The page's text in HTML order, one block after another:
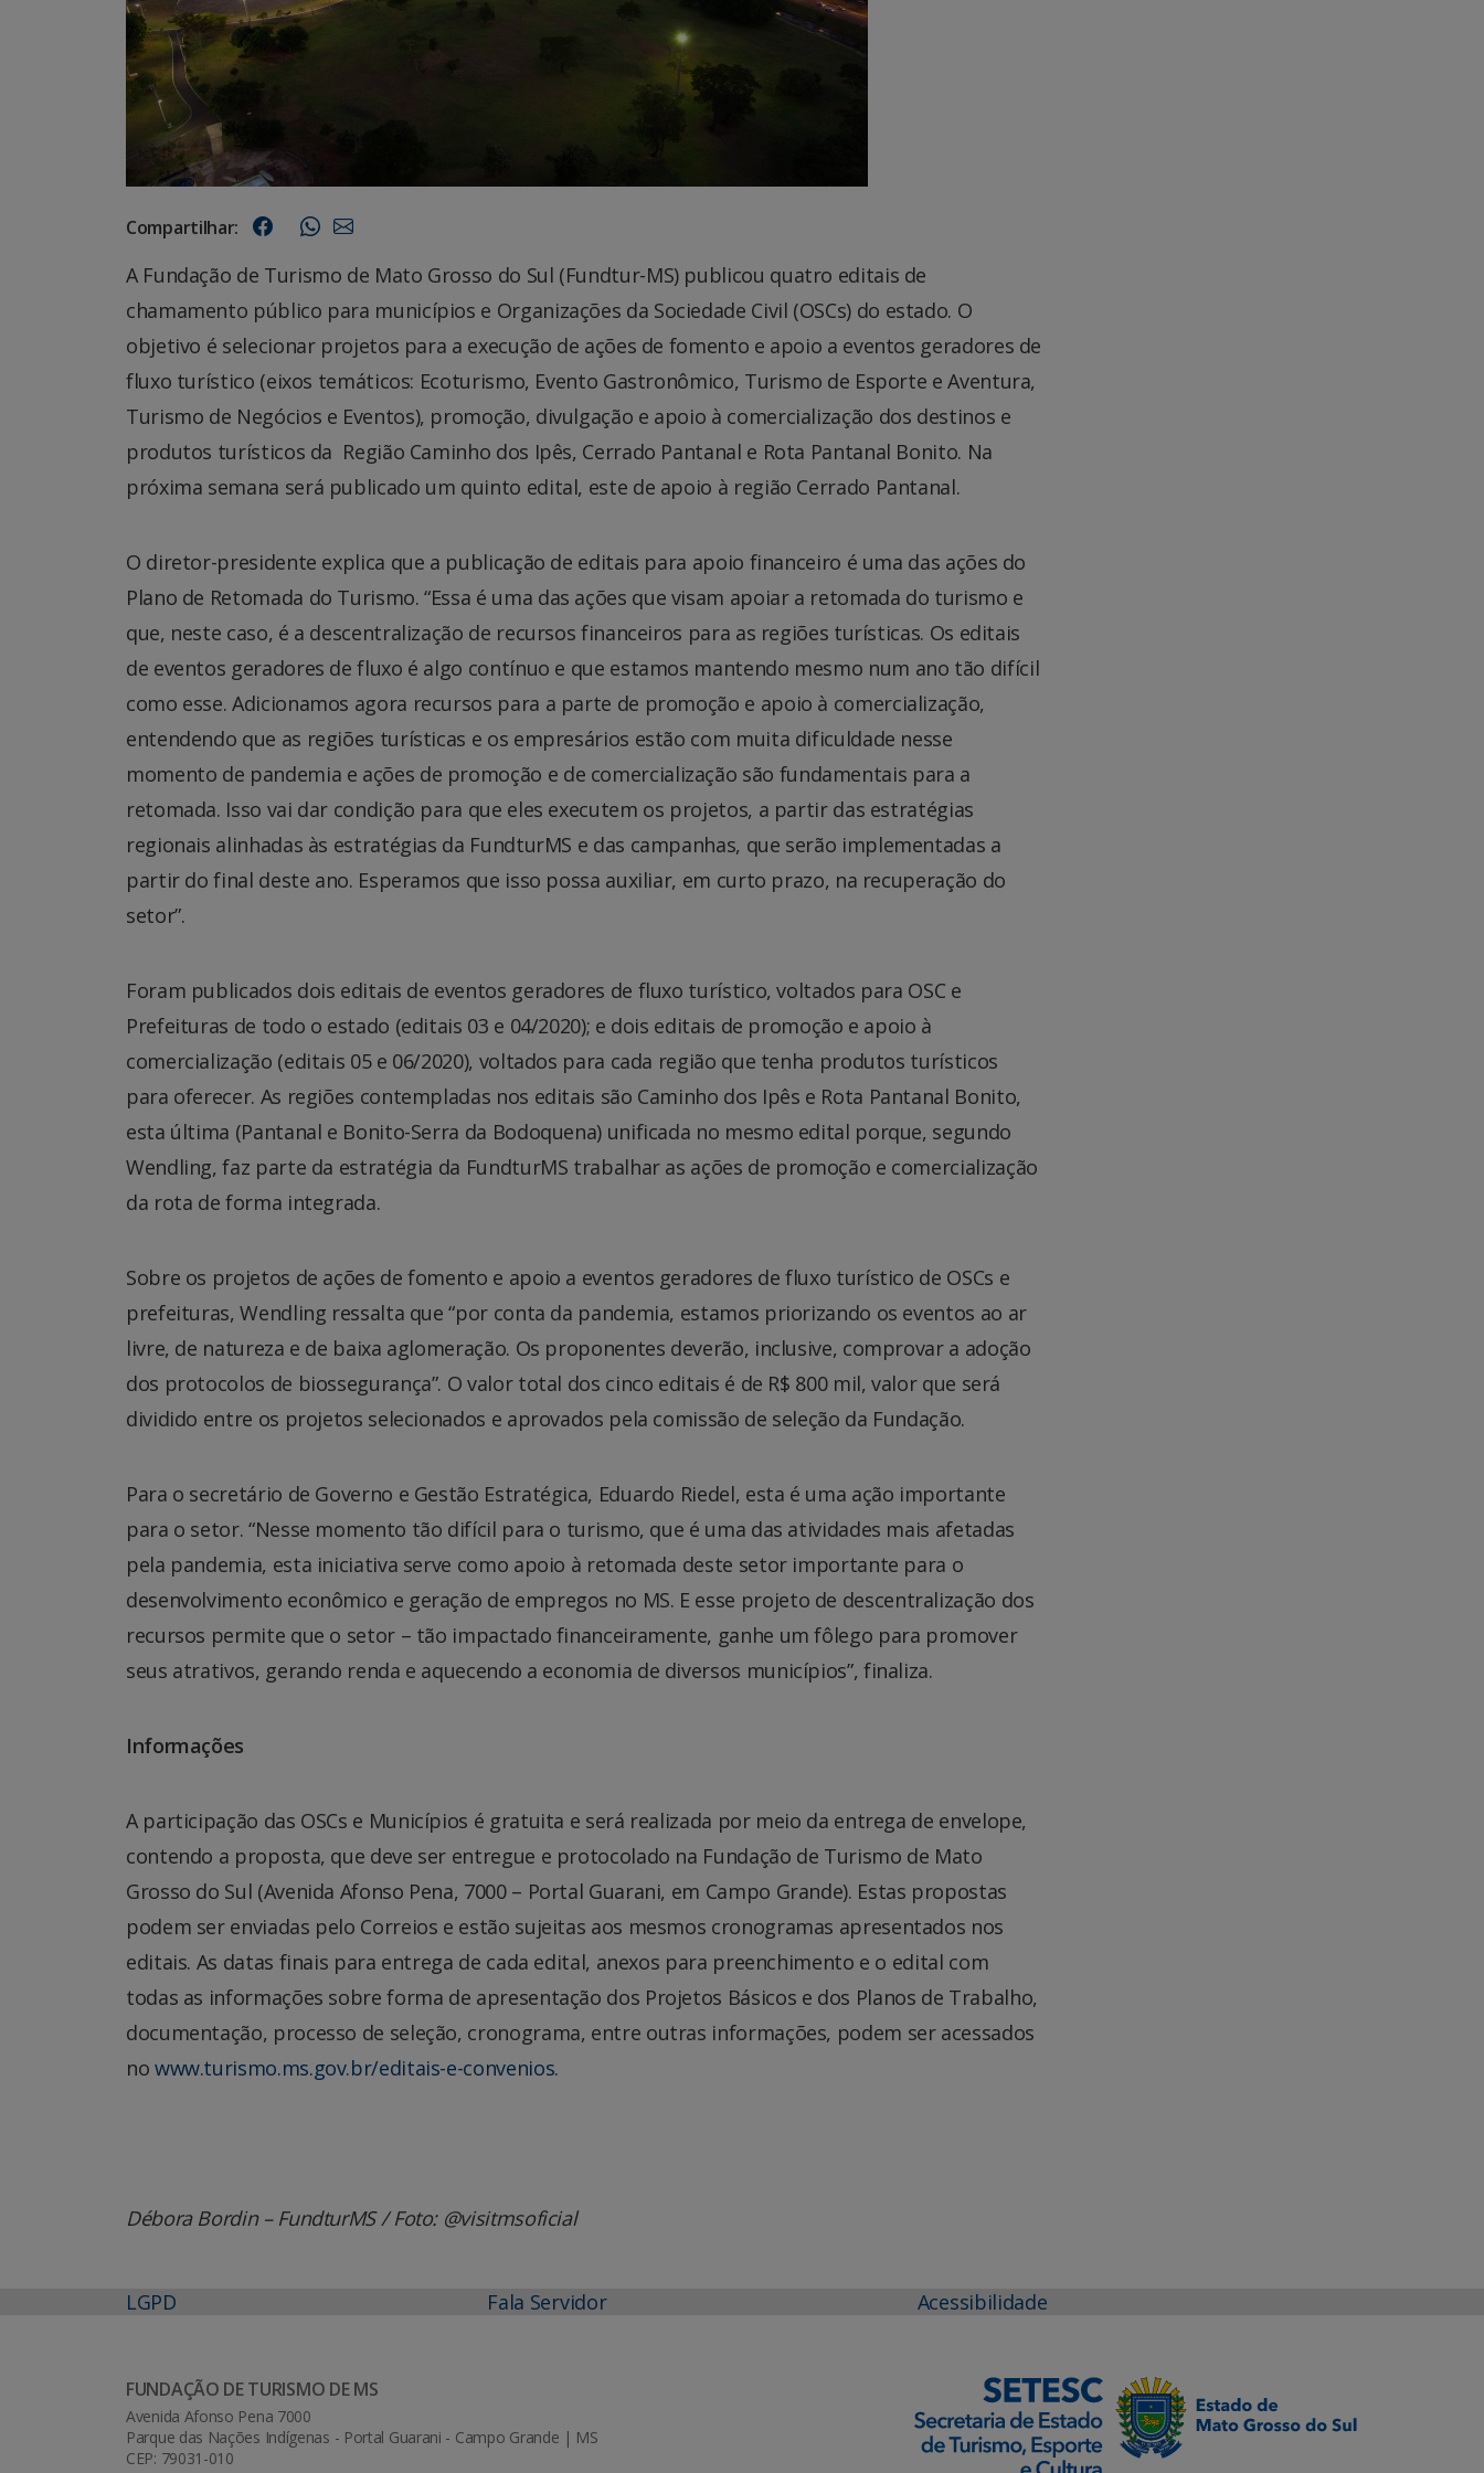
Compartilhar:
A Fundação de Turismo de Mato Grosso do Sul (Fundtur-MS) publicou quatro editais de
chamamento público para municípios e Organizações da Sociedade Civil (OSCs) do estado. O
objetivo é selecionar projetos para a execução de ações de fomento e apoio a eventos geradores de
fluxo turístico (eixos temáticos: Ecoturismo, Evento Gastronômico, Turismo de Esporte e Aventura,
Turismo de Negócios e Eventos), promoção, divulgação e apoio à comercialização dos destinos e
produtos turísticos da Região Caminho dos Ipês, Cerrado Pantanal e Rota Pantanal Bonito. Na
próxima semana será publicado um quinto edital, este de apoio à região Cerrado Pantanal.
O diretor-presidente explica que a publicação de editais para apoio financeiro é uma das ações do
Plano de Retomada do Turismo. “Essa é uma das ações que visam apoiar a retomada do turismo e
que, neste caso, é a descentralização de recursos financeiros para as regiões turísticas. Os editais
de eventos geradores de fluxo é algo contínuo e que estamos mantendo mesmo num ano tão difícil
como esse. Adicionamos agora recursos para a parte de promoção e apoio à comercialização,
entendendo que as regiões turísticas e os empresários estão com muita dificuldade nesse
momento de pandemia e ações de promoção e de comercialização são fundamentais para a
retomada. Isso vai dar condição para que eles executem os projetos, a partir das estratégias
regionais alinhadas às estratégias da FundturMS e das campanhas, que serão implementadas a
partir do final deste ano. Esperamos que isso possa auxiliar, em curto prazo, na recuperação do
setor”.
Foram publicados dois editais de eventos geradores de fluxo turístico, voltados para OSC e
Prefeituras de todo o estado (editais 03 e 04/2020); e dois editais de promoção e apoio à
comercialização (editais 05 e 06/2020), voltados para cada região que tenha produtos turísticos
para oferecer. As regiões contempladas nos editais são Caminho dos Ipês e Rota Pantanal Bonito,
esta última (Pantanal e Bonito-Serra da Bodoquena) unificada no mesmo edital porque, segundo
Wendling, faz parte da estratégia da FundturMS trabalhar as ações de promoção e comercialização
da rota de forma integrada.
Sobre os projetos de ações de fomento e apoio a eventos geradores de fluxo turístico de OSCs e
prefeituras, Wendling ressalta que “por conta da pandemia, estamos priorizando os eventos ao ar
livre, de natureza e de baixa aglomeração. Os proponentes deverão, inclusive, comprovar a adoção
dos protocolos de biossegurança”. O valor total dos cinco editais é de R$ 800 mil, valor que será
dividido entre os projetos selecionados e aprovados pela comissão de seleção da Fundação.
Para o secretário de Governo e Gestão Estratégica, Eduardo Riedel, esta é uma ação importante
para o setor. “Nesse momento tão difícil para o turismo, que é uma das atividades mais afetadas
pela pandemia, esta iniciativa serve como apoio à retomada deste setor importante para o
desenvolvimento econômico e geração de empregos no MS. E esse projeto de descentralização dos
recursos permite que o setor – tão impactado financeiramente, ganhe um fôlego para promover
seus atrativos, gerando renda e aquecendo a economia de diversos municípios”, finaliza.
Informações
A participação das OSCs e Municípios é gratuita e será realizada por meio da entrega de envelope,
contendo a proposta, que deve ser entregue e protocolado na Fundação de Turismo de Mato
Grosso do Sul (Avenida Afonso Pena, 7000 – Portal Guarani, em Campo Grande). Estas propostas
podem ser enviadas pelo Correios e estão sujeitas aos mesmos cronogramas apresentados nos
editais. As datas finais para entrega de cada edital, anexos para preenchimento e o edital com
todas as informações sobre forma de apresentação dos Projetos Básicos e dos Planos de Trabalho,
documentação, processo de seleção, cronograma, entre outras informações, podem ser acessados
no www.turismo.ms.gov.br/editais-e-convenios.
Débora Bordin – FundturMS / Foto: @visitmsoficial
LGPD Fala Servidor Acessibilidade
FUNDAÇÃO DE TURISMO DE MS
Avenida Afonso Pena 7000
Parque das Nações Indígenas - Portal Guarani - Campo Grande | MS
CEP: 79031-010